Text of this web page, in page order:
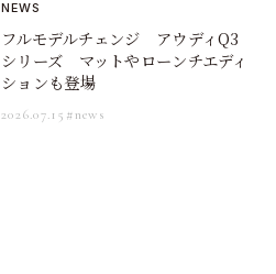
NEWS
フルモデルチェンジ アウディQ3
シリーズ マットやローンチエディ
ションも登場
2026.07.15 #news